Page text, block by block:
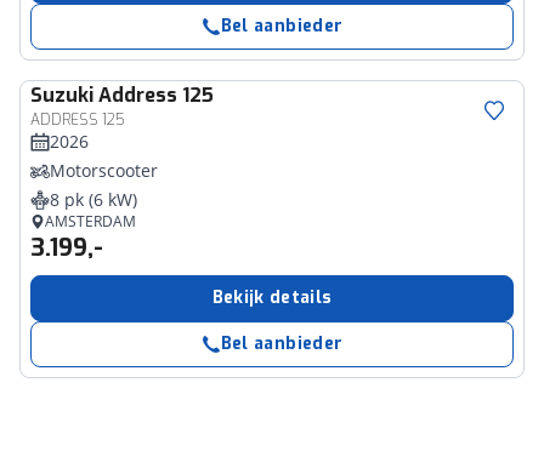
Bel aanbieder
SuzukiAddress 125
ADDRESS 125
2026
Motorscooter
8 pk (6 kW)
AMSTERDAM
3.199,-
Bekijk details
Bel aanbieder